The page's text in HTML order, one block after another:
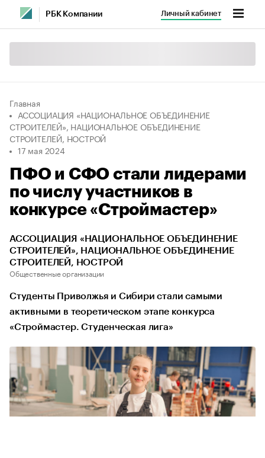
РБК Компании Личный кабинет
Главная
АССОЦИАЦИЯ «НАЦИОНАЛЬНОЕ ОБЪЕДИНЕНИЕ
СТРОИТЕЛЕЙ», НАЦИОНАЛЬНОЕ ОБЪЕДИНЕНИЕ
СТРОИТЕЛЕЙ, НОСТРОЙ
17 мая 2024
ПФО и СФО стали лидерами
по числу участников в
конкурсе «Строймастер»
АССОЦИАЦИЯ «НАЦИОНАЛЬНОЕ ОБЪЕДИНЕНИЕ
СТРОИТЕЛЕЙ», НАЦИОНАЛЬНОЕ ОБЪЕДИНЕНИЕ
СТРОИТЕЛЕЙ, НОСТРОЙ
Общественные организации
Студенты Приволжья и Сибири стали самыми
активными в теоретическом этапе конкурса
«Строймастер. Студенческая лига»